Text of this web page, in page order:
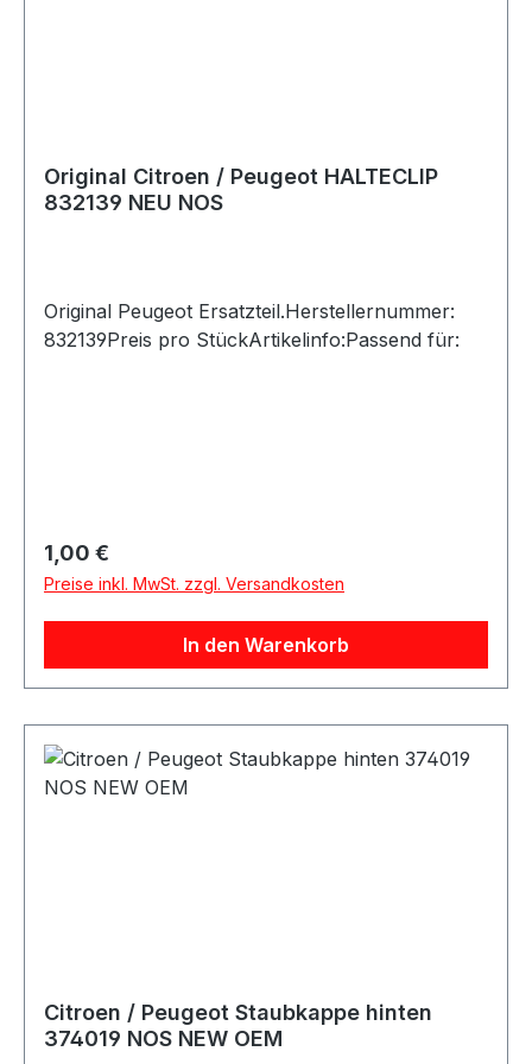
Original Citroen / Peugeot HALTECLIP
832139 NEU NOS
Original Peugeot Ersatzteil.Herstellernummer:
832139Preis pro StückArtikelinfo:Passend für:
Regulärer Preis:
1,00 €
Preise inkl. MwSt. zzgl. Versandkosten
In den Warenkorb
Citroen / Peugeot Staubkappe hinten
374019 NOS NEW OEM